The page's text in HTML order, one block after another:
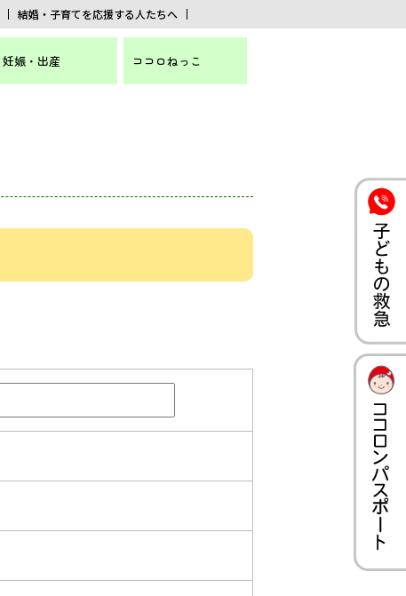
結婚・子育てを応援する人たちへ
妊娠・出産 ココロねっこ